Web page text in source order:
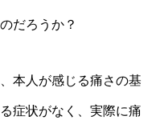
だろうか？
本人が感じる痛さの基
症状がなく、実際に痛